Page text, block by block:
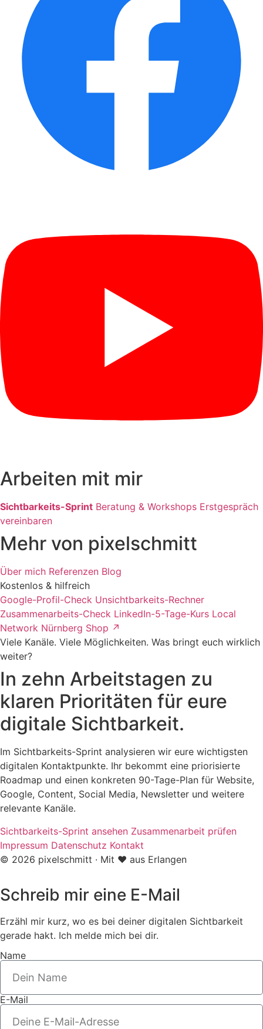
Arbeiten mit mir
Sichtbarkeits-Sprint Beratung & Workshops Erstgespräch
vereinbaren
Mehr von pixelschmitt
Über mich Referenzen Blog
Kostenlos & hilfreich
Google-Profil-Check Unsichtbarkeits-Rechner
Zusammenarbeits-Check LinkedIn-5-Tage-Kurs Local
Network Nürnberg Shop ↗
Viele Kanäle. Viele Möglichkeiten. Was bringt euch wirklich
weiter?
In zehn Arbeitstagen zu
klaren Prioritäten für eure
digitale Sichtbarkeit.
Im Sichtbarkeits-Sprint analysieren wir eure wichtigsten
digitalen Kontaktpunkte. Ihr bekommt eine priorisierte
Roadmap und einen konkreten 90-Tage-Plan für Website,
Google, Content, Social Media, Newsletter und weitere
relevante Kanäle.
Sichtbarkeits-Sprint ansehen Zusammenarbeit prüfen
Impressum Datenschutz Kontakt
© 2026 pixelschmitt · Mit ❤️ aus Erlangen
Schreib mir eine E-Mail
Erzähl mir kurz, wo es bei deiner digitalen Sichtbarkeit
gerade hakt. Ich melde mich bei dir.
Name
E-Mail